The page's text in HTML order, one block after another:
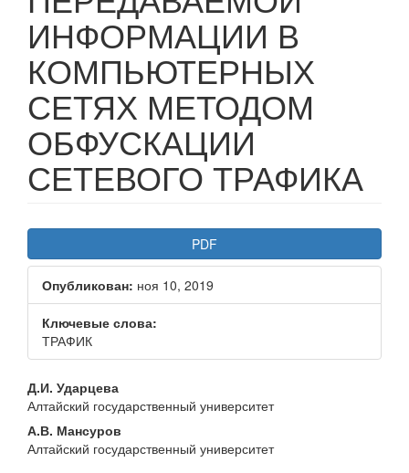
ИНФОРМАЦИИ В
КОМПЬЮТЕРНЫХ
СЕТЯХ МЕТОДОМ
ОБФУСКАЦИИ
СЕТЕВОГО ТРАФИКА
Статья
боковой
панели
PDF
Опубликован: ноя 10, 2019
Ключевые слова:
ТРАФИК
Основное
содержание
статьи
Д.И. Ударцева
Алтайский государственный университет
А.В. Мансуров
Алтайский государственный университет